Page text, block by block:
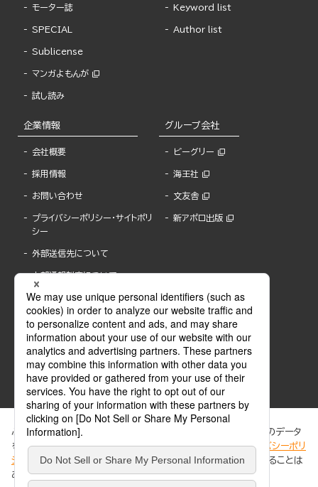
モーター誌
SPECIAL
Sublicense
マンガよもんが
試し読み
Keyword list
Author list
企業情報
会社概要
採用情報
お問い合わせ
プライバシーポリシー・サイトポリ
シー
外部送信先について
内部通報制度について
グループ会社
ビーグリー
海王社
文友舎
新アポロ出版
ABJマークは、この電子書店・電子書籍配信サービスが、著作権者からコンテンツ使用許諾を
得た正規版配信サービスであることを示す登録商標(登録番号 第6091713号)です。
ぶんか社が運営するサイトでは、利便性向上のためにCookie等のデータ
を使用しています。 当社のCookieについての詳細は、「プライバシーポリ
シー
」をご覧ください。当サイトでは、訪問者の個人情報を追跡することは
ありません。